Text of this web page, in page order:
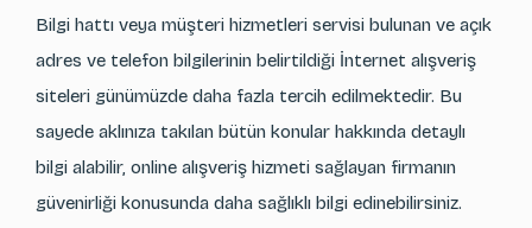
Bilgi hattı veya müşteri hizmetleri servisi bulunan ve açık
adres ve telefon bilgilerinin belirtildiği İnternet alışveriş
siteleri günümüzde daha fazla tercih edilmektedir. Bu
sayede aklınıza takılan bütün konular hakkında detaylı
bilgi alabilir, online alışveriş hizmeti sağlayan firmanın
güvenirliği konusunda daha sağlıklı bilgi edinebilirsiniz.